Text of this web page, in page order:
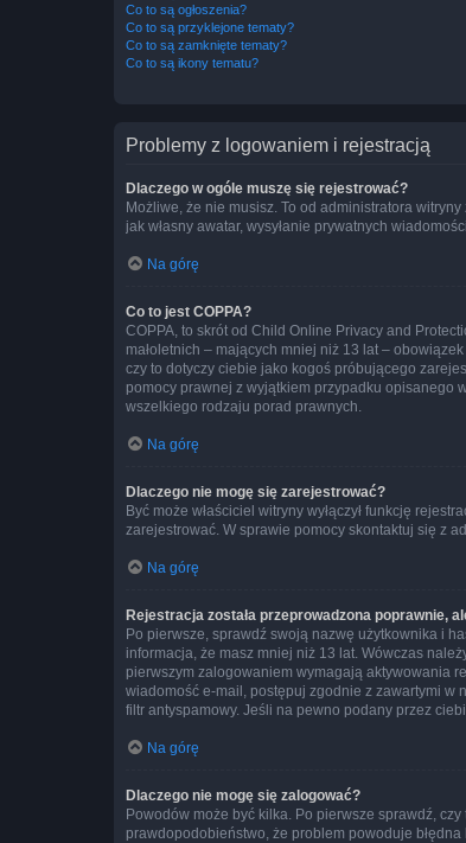
Co to są ogłoszenia?
Co to są przyklejone tematy?
Co to są zamknięte tematy?
Co to są ikony tematu?
Problemy z logowaniem i rejestracją
Dlaczego w ogóle muszę się rejestrować?
Możliwe, że nie musisz. To od administratora
jak własny awatar, wysyłanie prywatnych
Na górę
Co to jest COPPA?
COPPA, to skrót od Child Online Privacy and
małoletnich – mających mniej niż 13 lat –
czy to dotyczy ciebie jako kogoś próbującego
pomocy prawnej z wyjątkiem przypadku opisanego
wszelkiego rodzaju porad prawnych.
Na górę
Dlaczego nie mogę się zarejestrować?
Być może właściciel witryny wyłączył funkcję
zarejestrować. W sprawie pomocy skontaktuj się z
Na górę
Rejestracja została przeprowadzona poprawnie,
Po pierwsze, sprawdź swoją nazwę użytkownika i
informacja, że masz mniej niż 13 lat. Wówczas
pierwszym zalogowaniem wymagają aktywowania
wiadomość e-mail, postępuj zgodnie z zawartymi w
filtr antyspamowy. Jeśli na pewno podany przez
Na górę
Dlaczego nie mogę się zalogować?
Powodów może być kilka. Po pierwsze sprawdź,
prawdopodobieństwo, że problem powoduje